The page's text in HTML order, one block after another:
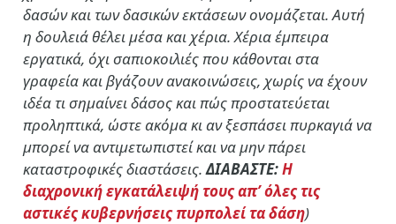
δασών και των δασικών εκτάσεων ονομάζεται. Αυτή
η δουλειά θέλει μέσα και χέρια. Χέρια έμπειρα
εργατικά, όχι σαπιοκοιλιές που κάθονται στα
γραφεία και βγάζουν ανακοινώσεις, χωρίς να έχουν
ιδέα τι σημαίνει δάσος και πώς προστατεύεται
προληπτικά, ώστε ακόμα κι αν ξεσπάσει πυρκαγιά να
μπορεί να αντιμετωπιστεί και να μην πάρει
καταστροφικές διαστάσεις.ΔΙΑΒΑΣΤΕ:Η
διαχρονική εγκατάλειψή τους απ’ όλες τις
αστικές κυβερνήσεις πυρπολεί τα δάση)